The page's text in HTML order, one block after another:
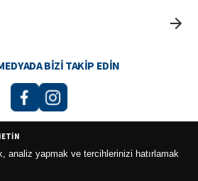
BIZI TAKIP EDIN
Ticaret Limited Şirketi 2026 ©
analiz yapmak ve tercihlerinizi hatırlamak